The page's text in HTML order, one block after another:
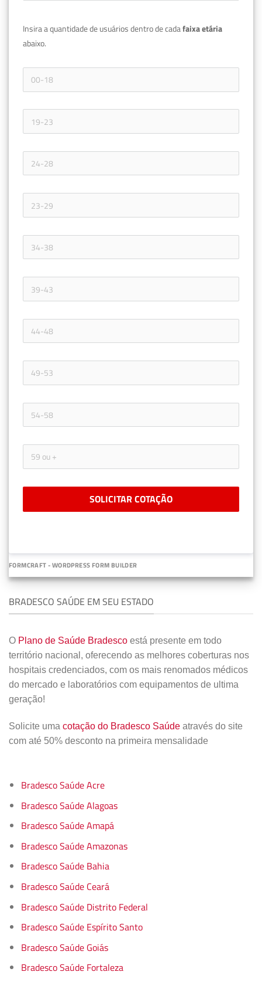
Insira a quantidade de usuários dentro de cada
abaixo.
SOLICITAR COTAÇÃO
FORMCRAFT - WORDPRESS FORM BUILDER
BRADESCO SAÚDE EM SEU ESTADO
O Plano de Saúde Bradesco está presente em todo
território nacional, oferecendo as melhores coberturas nos
hospitais credenciados, com os mais renomados médicos
do mercado e laboratórios com equipamentos de ultima
geração!
Solicite uma cotação do Bradesco Saúde através do site
com até 50% desconto na primeira mensalidade
Bradesco Saúde Acre
Bradesco Saúde Alagoas
Bradesco Saúde Amapá
Bradesco Saúde Amazonas
Bradesco Saúde Bahia
Bradesco Saúde Ceará
Bradesco Saúde Distrito Federal
Bradesco Saúde Espírito Santo
Bradesco Saúde Goiás
Bradesco Saúde Fortaleza